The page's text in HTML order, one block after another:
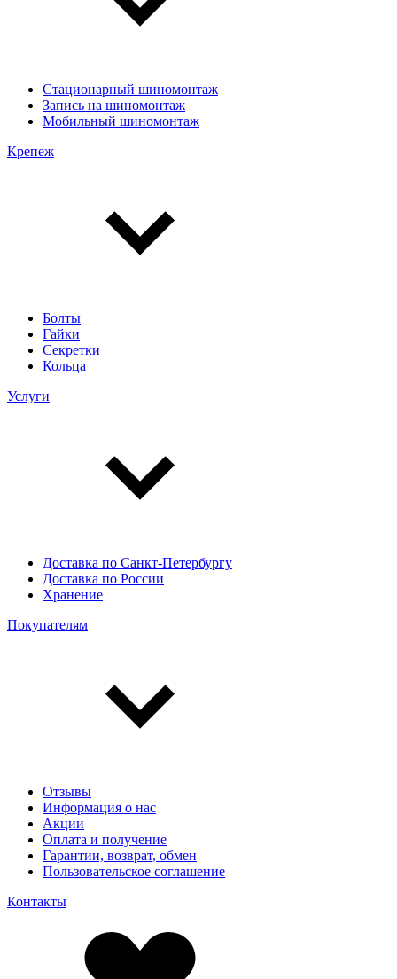
Стационарный шиномонтаж
Запись на шиномонтаж
Мобильный шиномонтаж
Крепеж
Болты
Гайки
Секретки
Кольца
Услуги
Доставка по Санкт-Петербургу
Доставка по России
Хранение
Покупателям
Отзывы
Информация о нас
Акции
Оплата и получение
Гарантии, возврат, обмен
Пользовательское соглашение
Контакты